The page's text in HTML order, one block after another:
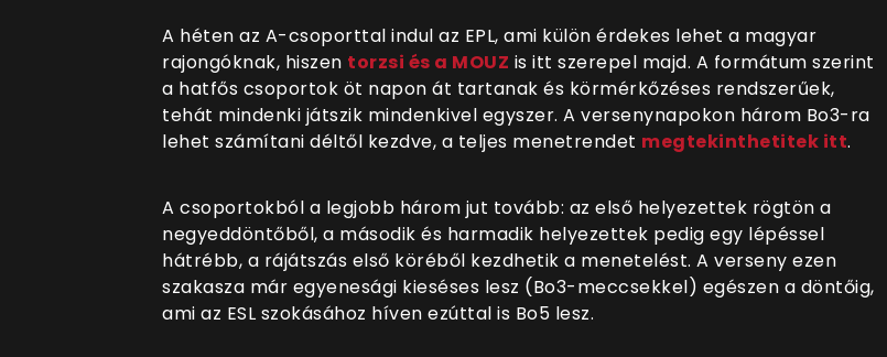
A héten az A-csoporttal indul az EPL, ami külön érdekes lehet a magyar
rajongóknak, hiszen torzsi és a MOUZ is itt szerepel majd. A formátum szerint
a hatfős csoportok öt napon át tartanak és körmérkőzéses rendszerűek,
tehát mindenki játszik mindenkivel egyszer. A versenynapokon három Bo3-ra
lehet számítani déltől kezdve, a teljes menetrendet megtekinthetitek itt.
A csoportokból a legjobb három jut tovább: az első helyezettek rögtön a
negyeddöntőből, a második és harmadik helyezettek pedig egy lépéssel
hátrébb, a rájátszás első köréből kezdhetik a menetelést. A verseny ezen
szakasza már egyenesági kieséses lesz (Bo3-meccsekkel) egészen a döntőig,
ami az ESL szokásához híven ezúttal is Bo5 lesz.